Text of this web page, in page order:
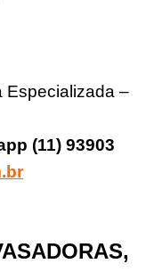
Especializada –
(11) 93903